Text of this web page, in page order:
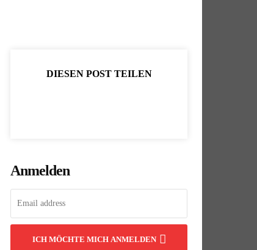
DIESEN POST TEILEN
Anmelden
ICH MÖCHTE MICH ANMELDEN